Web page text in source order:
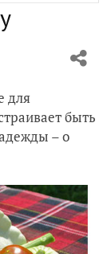
для
быть
– о